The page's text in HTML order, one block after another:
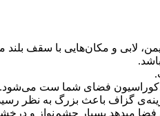
لابی و مکان‌هایی با سقف
دکوراسیون فضای شما ست می‌شود.
گزاف باعث بزرگ به نظر
فضا میدهد بسیار چشم‌نواز و